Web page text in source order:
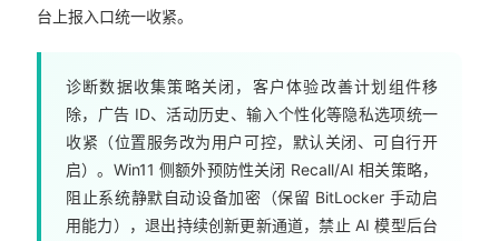
统
登录 注册
台上报入口统一收紧。
诊断数据收集策略关闭，客户体验改善计划组件移
除，广告 ID、活动历史、输入个性化等隐私选项统一
收紧（位置服务改为用户可控，默认关闭、可自行开
启）。Win11 侧额外预防性关闭 Recall/AI 相关策略，
阻止系统静默自动设备加密（保留 BitLocker 手动启
用能力），退出持续创新更新通道，禁止 AI 模型后台